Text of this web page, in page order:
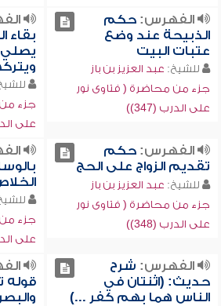
الفهرس:حكم
الذبيحة عند وضع
عتبات البيت
للشيخ: عبد العزيز بن باز
جزء من محاضرة ( فتاوى نور
على الدرب (347))
بقاء
يصلي
جزء من
على
الفهرس:حكم
تقديم الزواج على الحج
للشيخ: عبد العزيز بن باز
جزء من محاضرة ( فتاوى نور
على الدرب (348))
جزء من
على
الفهرس: شرح
حديث: (اثنتان في
الناس هما بهم كفر ...)
قوله